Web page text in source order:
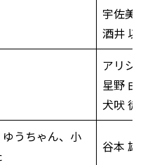
宇佐美
酒井
アリシ
星野
犬吠
うちゃん、小
谷本